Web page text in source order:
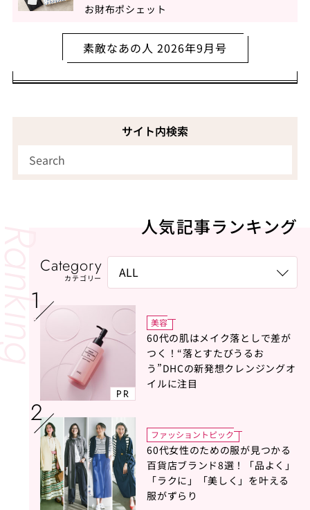
お財布ポシェット
素敵なあの人 2026年9月号
サイト内検索
人気記事ランキング
Category
カテゴリー
PR
美容
60代の肌はメイク落としで差が
つく！“落とすたびうるお
う”DHCの新発想クレンジングオ
イルに注目
ファッショントピック
60代女性のための服が見つかる
百貨店ブランド8選！「品よく」
「ラクに」「美しく」を叶える
服がずらり